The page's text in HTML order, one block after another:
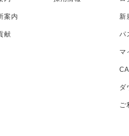
案内
献
新
パ
マ
ダ
ご